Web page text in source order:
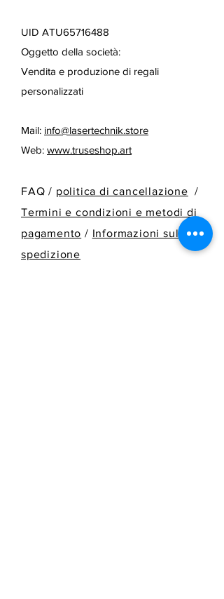
UID ATU65716488
Oggetto della società:
Vendita e produzione di regali
personalizzati
Mail: info@lasertechnik.store
Web: www.truseshop.art
FAQ / politica di cancellazione
/
Termini e condizioni e metodi di
pagamento / Informazioni sulla
spedizione